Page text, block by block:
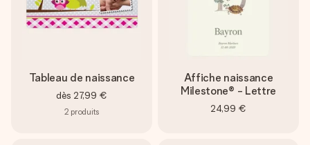
Tableau de naissance
dès 27,99 €
2 produits
Affiche naissance
Milestone® - Lettre
24,99 €